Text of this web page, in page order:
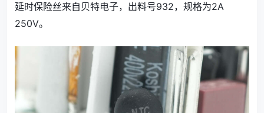
延时保险丝来自贝特电子，出料号932，规格为2A
250V。